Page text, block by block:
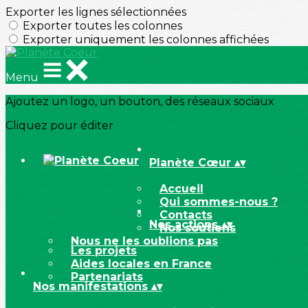
Exporter les lignes sélectionnées
Exporter toutes les colonnes
Exporter uniquement les colonnes affichées
Menu
Ajoutez un logo, un bouton, des réseaux sociaux
Cliquez pour éditer
Planète Cœur ▴▾
Accueil
Qui sommes-nous ?
Contacts
Nos soutiens
Nous ne les oublions pas
Nos actions▴▾
Les projets
Aides locales en France
Partenariats
Nos manifestations ▴▾